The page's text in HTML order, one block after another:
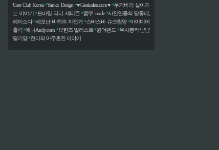
User Club Korea *Yanko Design *♥Geniuslee.com♥ *두기바의 살아가
는 이야기 * 모바일 리더 세티즌 *뽐뿌 inside *사진인들의 달동네,
레이소다 *세모난 바퀴의 자전거 *스바스바 슈크림양 *아이디어
홀릭 *애니Andy.com *요한즈 일러스트 *원더랜드 *유치뽕짝 냠냠
딸기양 *현이의 아주흔한 이야기